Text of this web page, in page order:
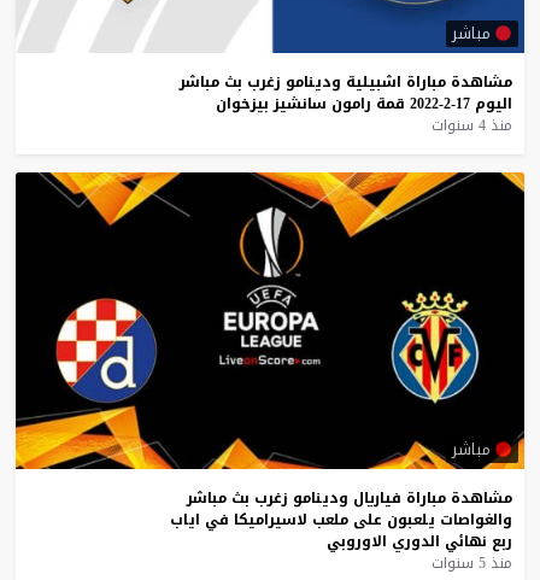
مباشر
مشاهدة مباراة اشبيلية ودينامو زغرب بث مباشر
اليوم 17-2-2022 قمة رامون سانشيز بيزخوان
منذ 4 سنوات
مباشر
مشاهدة مباراة فياريال ودينامو زغرب بث مباشر
والغواصات يلعبون على ملعب لاسيراميكا في اياب
ربع نهائي الدوري الاوروبي
منذ 5 سنوات